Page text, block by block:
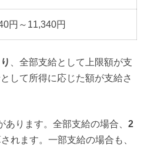
円～11,340円
、全部支給として上限額が支
して所得に応じた額が支給さ
ります。全部支給の場合、 2
れます。一部支給の場合も、